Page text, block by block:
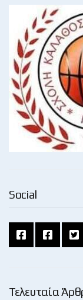
Social
Τελευταία